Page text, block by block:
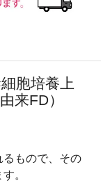
胞培養上
来FD）
もので、その
。